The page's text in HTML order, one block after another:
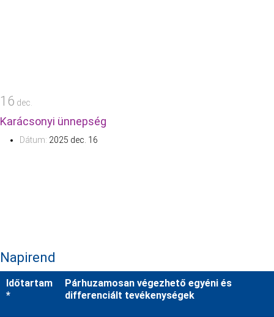
16 dec.
Karácsonyi ünnepség
Dátum: 2025 dec. 16
Napirend
Időtartam
*
Párhuzamosan végezhető egyéni és
differenciált tevékenységek